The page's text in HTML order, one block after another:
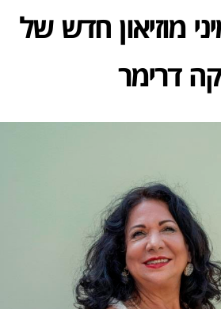
מוזיאון חדש של
דרימר